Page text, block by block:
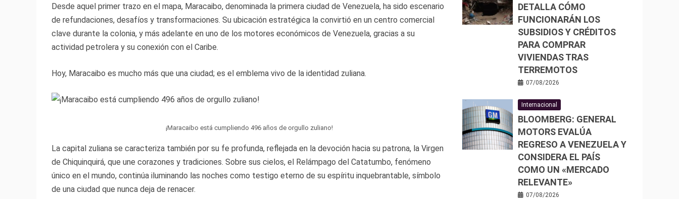
Desde aquel primer trazo en el mapa, Maracaibo, denominada la primera ciudad de Venezuela, ha sido escenario
de refundaciones, desafíos y transformaciones. Su ubicación estratégica la convirtió en un centro comercial
clave durante la colonia, y más adelante en uno de los motores económicos de Venezuela, gracias a su
actividad petrolera y su conexión con el Caribe.
Hoy, Maracaibo es mucho más que una ciudad; es el emblema vivo de la identidad zuliana.
¡Maracaibo está cumpliendo 496 años de orgullo zuliano!
La capital zuliana se caracteriza también por su fe profunda, reflejada en la devoción hacia su patrona, la Virgen
de Chiquinquirá, que une corazones y tradiciones. Sobre sus cielos, el Relámpago del Catatumbo, fenómeno
único en el mundo, continúa iluminando las noches como testigo eterno de su espíritu inquebrantable, símbolo
de una ciudad que nunca deja de renacer.
DETALLA CÓMO
FUNCIONARÁN LOS
SUBSIDIOS Y CRÉDITOS
PARA COMPRAR
VIVIENDAS TRAS
TERREMOTOS
07/08/2026
Internacional
BLOOMBERG: GENERAL
MOTORS EVALÚA
REGRESO A VENEZUELA Y
CONSIDERA EL PAÍS
COMO UN «MERCADO
RELEVANTE»
07/08/2026